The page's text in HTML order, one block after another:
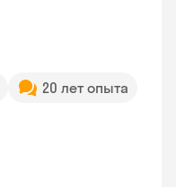
20 лет опыта